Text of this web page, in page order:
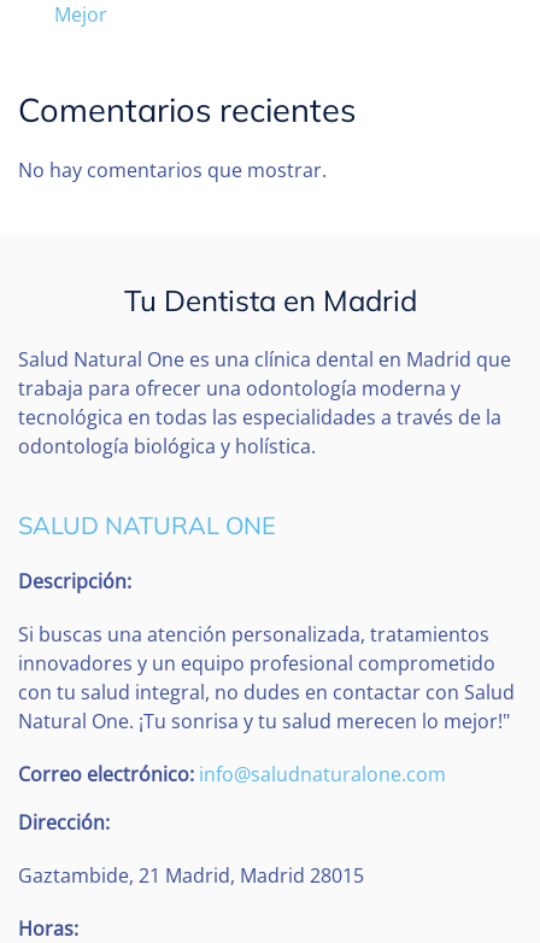
Mejor
Comentarios recientes
No hay comentarios que mostrar.
Tu Dentista en Madrid
Salud Natural One es una clínica dental en Madrid que
trabaja para ofrecer una odontología moderna y
tecnológica en todas las especialidades a través de la
odontología biológica y holística.
SALUD NATURAL ONE
Descripción:
Si buscas una atención personalizada, tratamientos
innovadores y un equipo profesional comprometido
con tu salud integral, no dudes en contactar con Salud
Natural One. ¡Tu sonrisa y tu salud merecen lo mejor!"
Correo electrónico: info@saludnaturalone.com
Dirección:
Gaztambide, 21 Madrid, Madrid 28015
Horas: